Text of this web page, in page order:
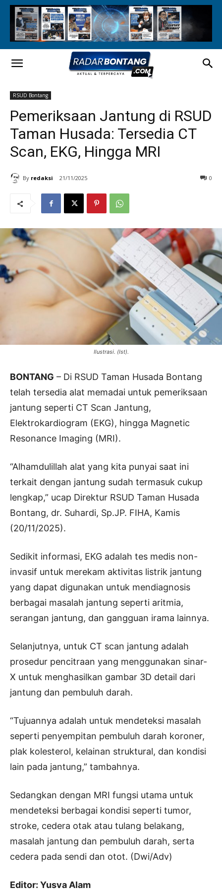
RSUD Bontang
Pemeriksaan Jantung di RSUD
Taman Husada: Tersedia CT
Scan, EKG, Hingga MRI
By redaksi 21/11/2025 0
Ilustrasi. (Ist).
BONTANG – Di RSUD Taman Husada Bontang
telah tersedia alat memadai untuk pemeriksaan
jantung seperti CT Scan Jantung,
Elektrokardiogram (EKG), hingga Magnetic
Resonance Imaging (MRI).
“Alhamdulillah alat yang kita punyai saat ini
terkait dengan jantung sudah termasuk cukup
lengkap,” ucap Direktur RSUD Taman Husada
Bontang, dr. Suhardi, Sp.JP. FIHA, Kamis
(20/11/2025).
Sedikit informasi, EKG adalah tes medis non-
invasif untuk merekam aktivitas listrik jantung
yang dapat digunakan untuk mendiagnosis
berbagai masalah jantung seperti aritmia,
serangan jantung, dan gangguan irama lainnya.
Selanjutnya, untuk CT scan jantung adalah
prosedur pencitraan yang menggunakan sinar-
X untuk menghasilkan gambar 3D detail dari
jantung dan pembuluh darah.
“Tujuannya adalah untuk mendeteksi masalah
seperti penyempitan pembuluh darah koroner,
plak kolesterol, kelainan struktural, dan kondisi
lain pada jantung,” tambahnya.
Sedangkan dengan MRI fungsi utama untuk
mendeteksi berbagai kondisi seperti tumor,
stroke, cedera otak atau tulang belakang,
masalah jantung dan pembuluh darah, serta
cedera pada sendi dan otot. (Dwi/Adv)
Editor: Yusva Alam